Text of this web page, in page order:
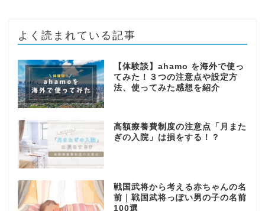
よく読まれている記事
【体験談】ahamo を海外で使っ
てみた！３つの注意点や設定方
法、使ってみた感想を紹介
高額療養費制度の注意点「月また
ぎの入院」は損をする！？
戦国武将から考える赤ちゃんの名
前｜戦国武将っぽい男の子の名前
100選